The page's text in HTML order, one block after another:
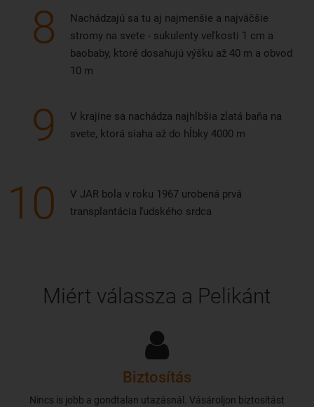
8
Nachádzajú sa tu aj najmenšie a najväčšie
stromy na svete - sukulenty veľkosti 1 cm a
baobaby, ktoré dosahujú výšku až 40 m a obvod
10 m
9
V krajine sa nachádza najhlbšia zlatá baňa na
svete, ktorá siaha až do hĺbky 4000 m
10
V JAR bola v roku 1967 urobená prvá
transplantácia ľudského srdca
Miért válassza a Pelikánt
Biztosítás
Nincs is jobb a gondtalan utazásnál. Vásároljon biztosítást